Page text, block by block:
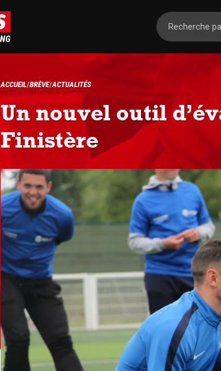
ACCUEIL BRÈVE ACTUALITÉS
Un nouvel outil
Finistère